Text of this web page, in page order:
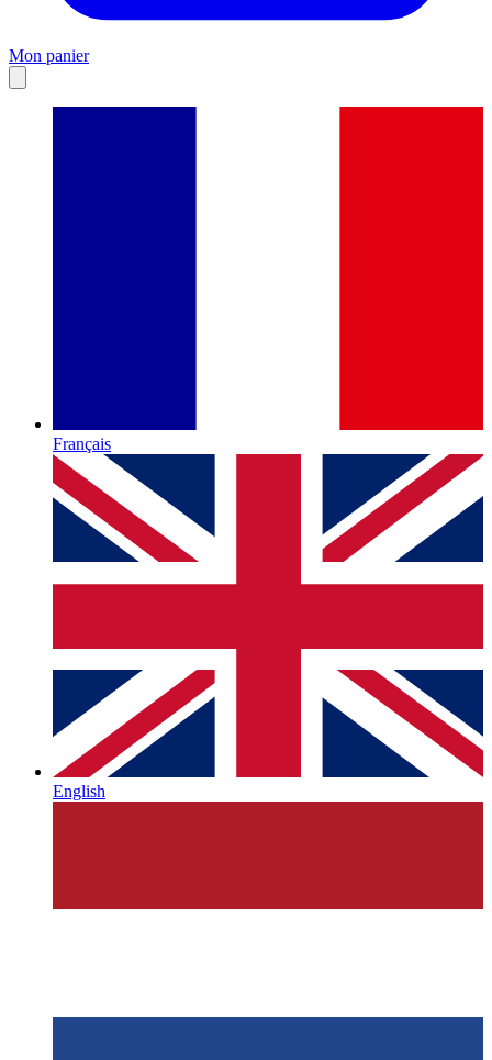
Mon panier
Français
English